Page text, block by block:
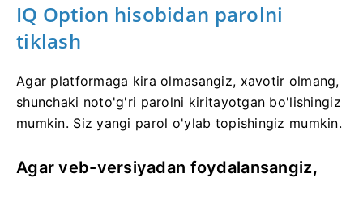
IQ Option hisobidan parolni
tiklash
Agar platformaga kira olmasangiz, xavotir olmang,
shunchaki noto'g'ri parolni kiritayotgan bo'lishingiz
mumkin. Siz yangi parol o'ylab topishingiz mumkin.
Agar veb-versiyadan foydalansangiz,